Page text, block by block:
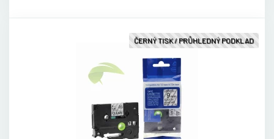
ČERNÝ TISK / PRŮHLEDNÝ PODKLAD